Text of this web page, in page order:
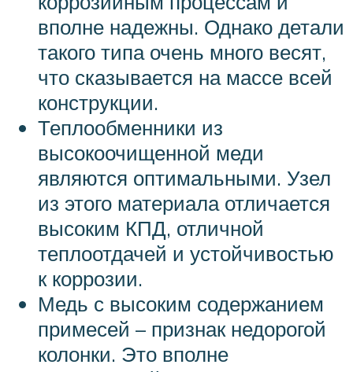
вполне надежны. Однако детали
такого типа очень много весят,
что сказывается на массе всей
конструкции.
Теплообменники из
высокоочищенной меди
являются оптимальными. Узел
из этого материала отличается
высоким КПД, отличной
теплоотдачей и устойчивостью
к коррозии.
Медь с высоким содержанием
примесей – признак недорогой
колонки. Это вполне